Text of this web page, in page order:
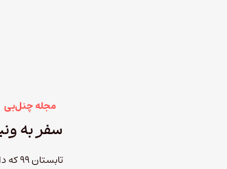
مجله چنل‌بی
سفر به